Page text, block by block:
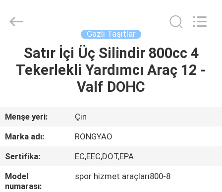
HAKKIMIZDA
FABRIKA
TURU
Vehicle
Co.,Ltd.
Gazlı Taşıtlar
Satır İçi Üç Silindir 800cc 4
Tekerlekli Yardımcı Araç 12 -
Valf DOHC
Menşe yeri:
Çin
Marka adı:
RONGYAO
Sertifika:
EC,EEC,DOT,EPA
Model
numarası:
spor hizmet araçları800-8